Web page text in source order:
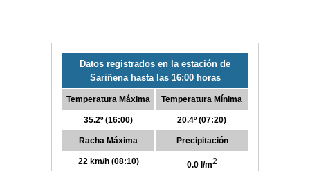
Datos registrados en la estación de
Sariñena hasta las 16:00 horas
Temperatura Máxima
35.2º (16:00)
Temperatura Mínima
20.4º (07:20)
Racha Máxima
22 km/h (08:10)
Precipitación
0.0 l/m2